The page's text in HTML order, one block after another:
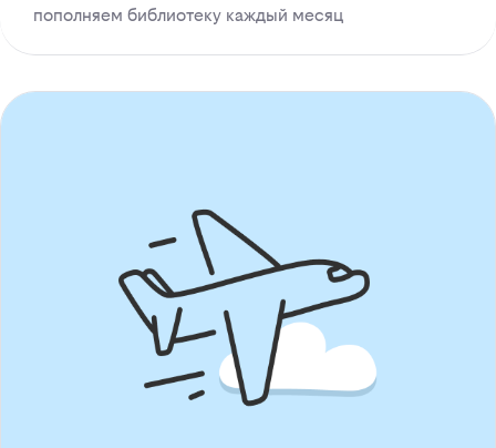
пополняем библиотеку каждый месяц